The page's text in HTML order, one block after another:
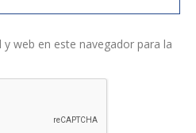
web en este navegador para la